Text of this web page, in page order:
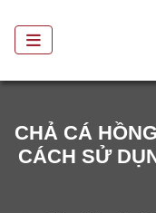
CHẢ CÁ
CÁCH SỬ